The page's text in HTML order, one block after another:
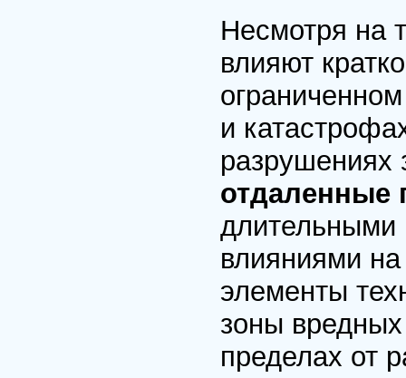
Несмотря на
влияют
и
разрушениях
отдаленные
длительными
влияниями
элементы
зоны
пределах от